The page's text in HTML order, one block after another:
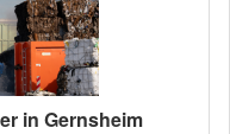
in Gernsheim